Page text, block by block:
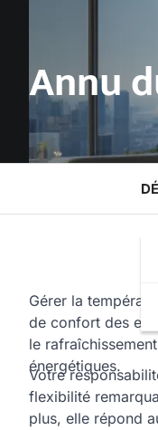
Annu
Gérer la
de confort des
le
énergétiques.
Votre
flexibilité
plus, elle répond